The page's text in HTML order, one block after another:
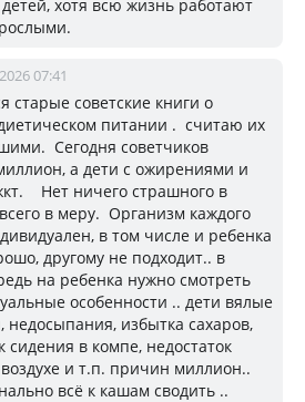
хотя всю жизнь работают
07:41
старые советские книги о
питании . считаю их
Сегодня советчиков
а дети с ожирениями и
Нет ничего страшного в
в меру. Организм каждого
в том числе и ребенка
другому не подходит.. в
на ребенка нужно смотреть
особенности .. дети вялые
недосыпания, избытка сахаров,
сидения в компе, недостаток
и т.п. причин миллион..
всё к кашам сводить ..